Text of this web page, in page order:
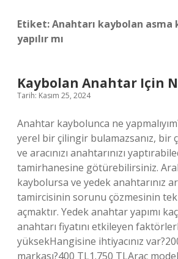
Etiket:Anahtarı kaybolan
yapılır mı
Kaybolan Anahtar Için
Tarih: Kasım 25, 2024
Anahtar kaybolunca ne
yerel bir çilingir bulamazsanız, bir
ve aracınızı anahtarınızı
tamirhanesine götürebilirsiniz.
kaybolursa ve yedek anahtarınız
tamircisinin sorunu çözmesinin tek
açmaktır. Yedek anahtar yapımı
anahtarı fiyatını etkileyen
yüksekHangisine ihtiyacınız
markası?400 TL1.750 TLAraç